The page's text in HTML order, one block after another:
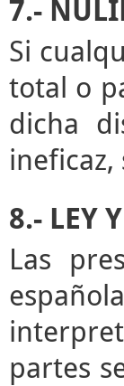
7.-
Si
total o
dicha
8.- LEY
Las
partes